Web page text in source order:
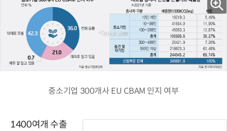
중소기업 300개사 EU CBAM 인지 여부
1400여개 수출